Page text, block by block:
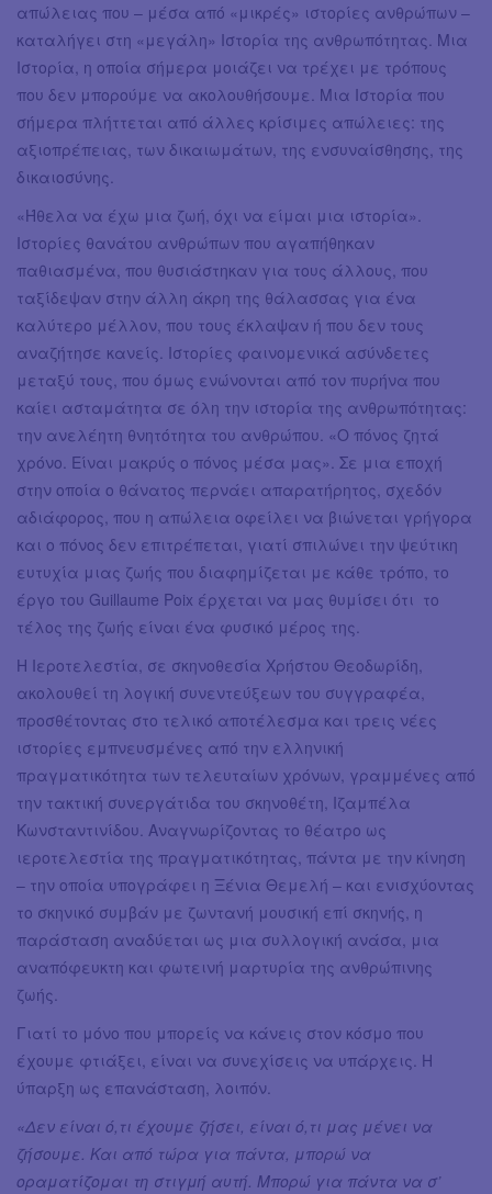
απώλειας που – μέσα από «μικρές» ιστορίες ανθρώπων –
καταλήγει στη «μεγάλη» Ιστορία της ανθρωπότητας. Μια
Ιστορία, η οποία σήμερα μοιάζει να τρέχει με τρόπους
που δεν μπορούμε να ακολουθήσουμε. Μια Ιστορία που
σήμερα πλήττεται από άλλες κρίσιμες απώλειες: της
αξιοπρέπειας, των δικαιωμάτων, της ενσυναίσθησης, της
δικαιοσύνης.
«Ήθελα να έχω μια ζωή, όχι να είμαι μια ιστορία».
Ιστορίες θανάτου ανθρώπων που αγαπήθηκαν
παθιασμένα, που θυσιάστηκαν για τους άλλους, που
ταξίδεψαν στην άλλη άκρη της θάλασσας για ένα
καλύτερο μέλλον, που τους έκλαψαν ή που δεν τους
αναζήτησε κανείς. Ιστορίες φαινομενικά ασύνδετες
μεταξύ τους, που όμως ενώνονται από τον πυρήνα που
καίει ασταμάτητα σε όλη την ιστορία της ανθρωπότητας:
την ανελέητη θνητότητα του ανθρώπου. «O πόνος ζητά
χρόνο. Είναι μακρύς ο πόνος μέσα μας». Σε μια εποχή
στην οποία ο θάνατος περνάει απαρατήρητος, σχεδόν
αδιάφορος, που η απώλεια οφείλει να βιώνεται γρήγορα
και ο πόνος δεν επιτρέπεται, γιατί σπιλώνει την ψεύτικη
ευτυχία μιας ζωής που διαφημίζεται με κάθε τρόπο, το
έργο του Guillaume Poix έρχεται να μας θυμίσει ότι το
τέλος της ζωής είναι ένα φυσικό μέρος της.
Η Ιεροτελεστία, σε σκηνοθεσία Χρήστου Θεοδωρίδη,
ακολουθεί τη λογική συνεντεύξεων του συγγραφέα,
προσθέτοντας στο τελικό αποτέλεσμα και τρεις νέες
ιστορίες εμπνευσμένες από την ελληνική
πραγματικότητα των τελευταίων χρόνων, γραμμένες από
την τακτική συνεργάτιδα του σκηνοθέτη, Ιζαμπέλα
Κωνσταντινίδου. Αναγνωρίζοντας το θέατρο ως
ιεροτελεστία της πραγματικότητας, πάντα με την κίνηση
– την οποία υπογράφει η Ξένια Θεμελή – και ενισχύοντας
το σκηνικό συμβάν με ζωντανή μουσική επί σκηνής, η
παράσταση αναδύεται ως μια συλλογική ανάσα, μια
αναπόφευκτη και φωτεινή μαρτυρία της ανθρώπινης
ζωής.
Γιατί το μόνο που μπορείς να κάνεις στον κόσμο που
έχουμε φτιάξει, είναι να συνεχίσεις να υπάρχεις. Η
ύπαρξη ως επανάσταση, λοιπόν.
«Δεν είναι ό,τι έχουμε ζήσει, είναι ό,τι μας μένει να
ζήσουμε. Και από τώρα για πάντα, μπορώ να
οραματίζομαι τη στιγμή αυτή. Μπορώ για πάντα να σ’